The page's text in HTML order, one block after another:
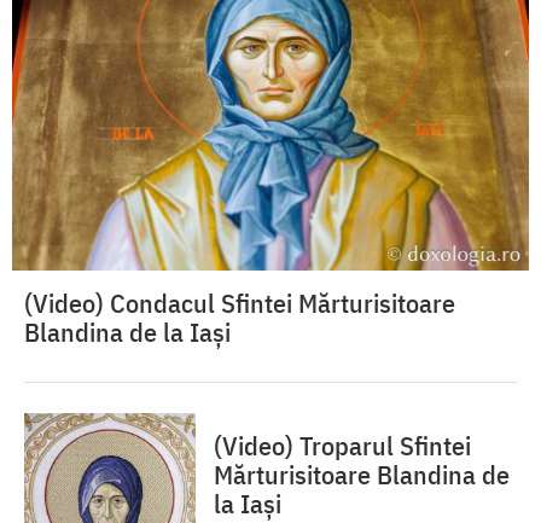
(Video) Condacul Sfintei Mărturisitoare
Blandina de la Iași
(Video) Troparul Sfintei
Mărturisitoare Blandina de
la Iași